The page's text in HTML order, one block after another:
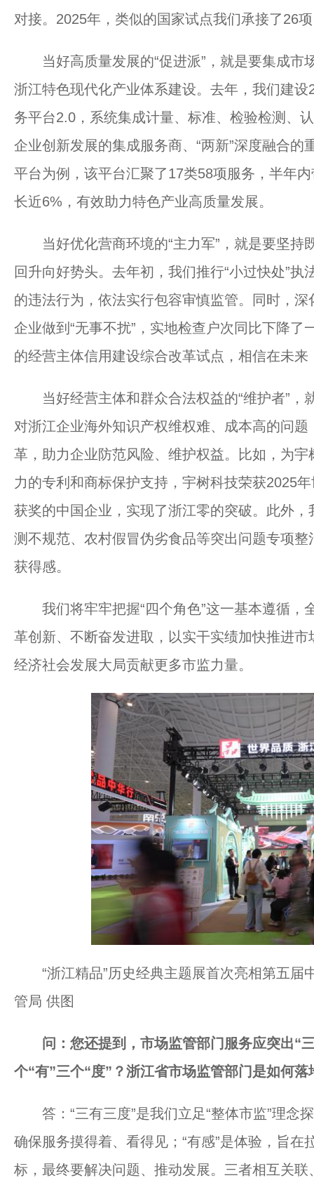
对接。2025年，类似的国家试点我们承接了26
当好高质量发展的“促进派”，就是要集成市场
浙江特色现代化产业体系建设。去年，我们建设
务平台2.0，系统集成计量、标准、检验检测、
企业创新发展的集成服务商、“两新”深度融合
平台为例，该平台汇聚了17类58项服务，半年
长近6%，有效助力特色产业高质量发展。
当好优化营商环境的“主力军”，就是要坚持既
回升向好势头。去年初，我们推行“小过快处”
的违法行为，依法实行包容审慎监管。同时，深
企业做到“无事不扰”，实地检查户次同比下降
的经营主体信用建设综合改革试点，相信在未来
当好经营主体和群众合法权益的“维护者”，
对浙江企业海外知识产权维权难、成本高的问
革，助力企业防范风险、维护权益。比如，为
力的专利和商标保护支持，宇树科技荣获2025
获奖的中国企业，实现了浙江零的突破。此外
测不规范、农村假冒伪劣食品等突出问题专项
获得感。
我们将牢牢把握“四个角色”这一基本遵循，
革创新、不断奋发进取，以实干实绩加快推进
经济社会发展大局贡献更多市监力量。
“浙江精品”历史经典主题展首次亮相第五
管局 供图
问：您还提到，市场监管部门服务应突出“
个“有”三个“度”？浙江省市场监管部门是如何落
答：“三有三度”是我们立足“整体市监”理念
确保服务摸得着、看得见；“有感”是体验，旨在
标，最终要解决问题、推动发展。三者相互关